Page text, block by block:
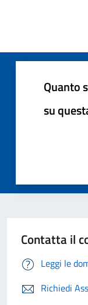
Quanto
su
Contatta il
Leggi le
Richiedi